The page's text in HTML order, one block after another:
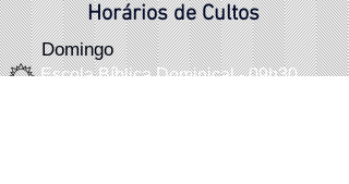
Horários de Cultos
Escola Bíblica Dominical - 09h30
Domingo